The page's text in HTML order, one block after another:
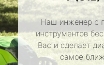
Наш инженер с
инструментов
Вас и сделает
самое